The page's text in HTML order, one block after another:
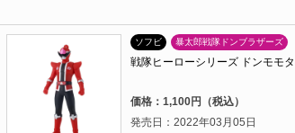
ソフビ 暴太郎戦隊ドンブラザーズ
戦隊ヒーローシリーズ ドンモモ
価格：1,100円（税込）
発売日：2022年03月05日